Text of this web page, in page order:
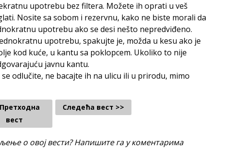
upotrebu bez filtera. Možete ih oprati u veš
Nosite sa sobom i rezervnu, kako ne biste morali da
upotrebu ako se desi nešto nepredviđeno.
upotrebu, spakujte je, možda u kesu ako je
kod kuće, u kantu sa poklopcem. Ukoliko to nije
javnu kantu.
odlučite, ne bacajte ih na ulicu ili u prirodu, mimo
вест
Следећа вест >>
о овој вести? Напишите га у коментарима